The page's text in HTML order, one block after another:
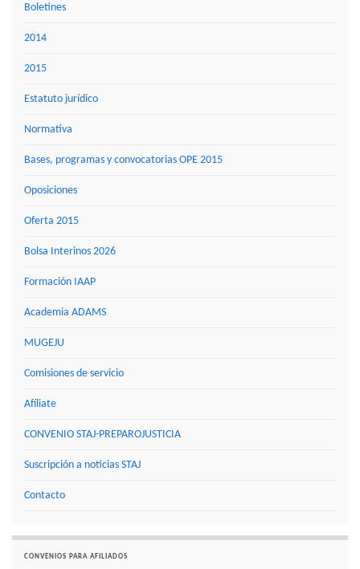
Boletines
2014
2015
Estatuto jurídico
Normativa
Bases, programas y convocatorias OPE 2015
Oposiciones
Oferta 2015
Bolsa Interinos 2026
Formación IAAP
Academia ADAMS
MUGEJU
Comisiones de servicio
Afíliate
CONVENIO STAJ-PREPAROJUSTICIA
Suscripción a noticias STAJ
Contacto
CONVENIOS PARA AFILIADOS